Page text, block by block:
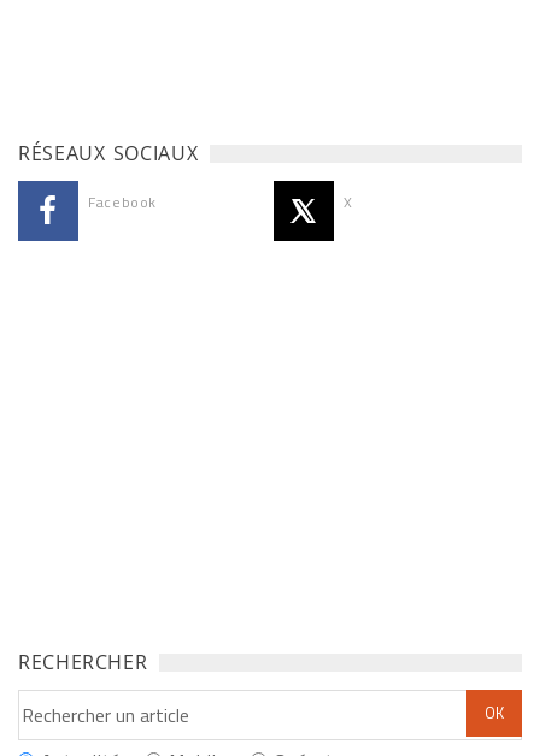
RÉSEAUX SOCIAUX
Facebook X
RECHERCHER